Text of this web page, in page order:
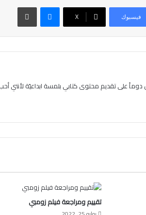
فيسبوك ‫X
ماسنجر طباعة
على تقديم محتوى كتابي بلمسة ابداعيّة لأنني أحب
تقييم ومراجعة فيلم زومبي